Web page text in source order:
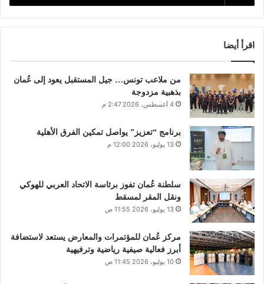
اقرأ أيضا
من ملاعب تونس… جيل المستقبل يعود إلى عُمان
بذهبية مزدوجة
4 أغسطس، 2026 2:47 م
برنامج “تعزيز” يواصل تمكين الفرق الأهلية
13 يوليو، 2026 12:00 م
سلطنة عُمان تفوز برئاسة الاتحاد العربي للهوكي
ونقل المقر لمسقط
13 يوليو، 2026 11:55 ص
مركز عُمان للمؤتمرات والمعارض يستعد لاستضافة
أبرز فعالية صيفية رياضية وترفيهية
10 يوليو، 2026 11:45 ص